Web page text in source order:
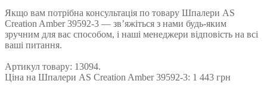
Якщо вам потрібна консультація по товару Шпалери AS
Creation Amber 39592-3 — зв’яжіться з нами будь-яким
зручним для вас способом, і наші менеджери відповість на всі
ваші питання.
Артикул товару: 13094.
Ціна на Шпалери AS Creation Amber 39592-3: 1 443 грн